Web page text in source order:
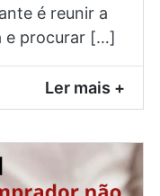
é reunir a
e procurar […]
Ler mais +